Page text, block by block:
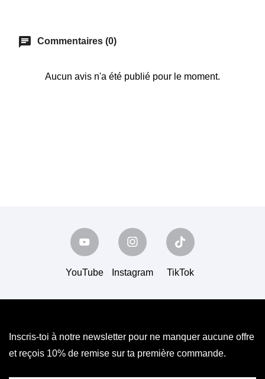
chat Commentaires (0)
Aucun avis n'a été publié pour le moment.
YouTube Instagram TikTok
Inscris-toi à notre newsletter pour ne manquer aucune offre
et reçois 10% de remise sur ta première commande.